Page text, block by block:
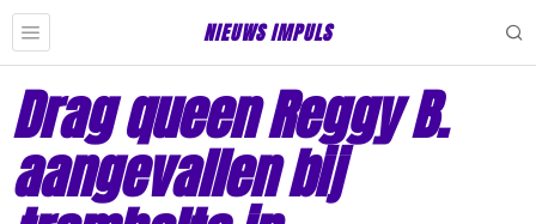
NIEUWS IMPULS
Drag queen Reggy B.
aangevallen bij